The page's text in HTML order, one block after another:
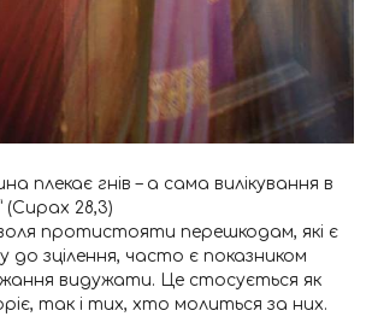
плекає гнів – а сама вилікування в
(Сирах 28,3)
протистояти перешкодам, які є
зцілення, часто є показником
видужати. Це стосується як
так і тих, хто молиться за них.